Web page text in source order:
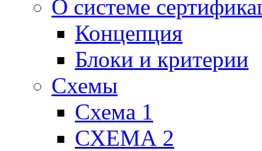
О системе
Концепция
Блоки и критерии
Схемы
Схема 1
СХЕМА 2